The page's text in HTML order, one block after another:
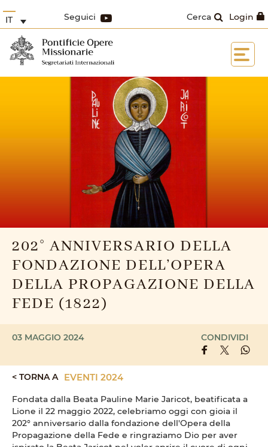
Login
Cerca
Seguici
IT
202° ANNIVERSARIO DELLA
FONDAZIONE DELL’OPERA
DELLA PROPAGAZIONE DELLA
FEDE (1822)
03 MAGGIO 2024 CONDIVIDI
< TORNA A EVENTI 2024
Fondata dalla Beata Pauline Marie Jaricot, beatificata a
Lione il 22 maggio 2022, celebriamo oggi con gioia il
202° anniversario dalla fondazione dell'Opera della
Propagazione della Fede e ringraziamo Dio per aver